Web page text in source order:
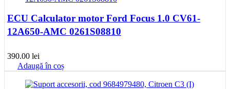
ECU Calculator motor Ford Focus 1.0 CV61-
12A650-AMC 0261S08810
390.00 lei
Adaugă în coș